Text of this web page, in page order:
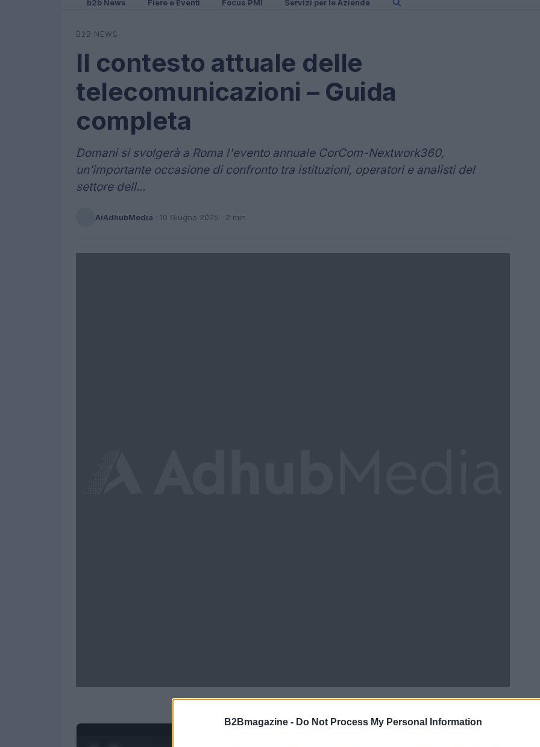
B2Bmagazine - Do Not Process My Personal Information
b2b News Fiere e Eventi Focus PMI Servizi per le Aziende
B2B NEWS
Il contesto attuale delle
telecomunicazioni – Guida
completa
Domani si svolgerà a Roma l'evento annuale CorCom-Nextwork360,
un’importante occasione di confronto tra istituzioni, operatori e analisti del
settore dell...
AiAdhubMedia · 10 Giugno 2025 · 2 min